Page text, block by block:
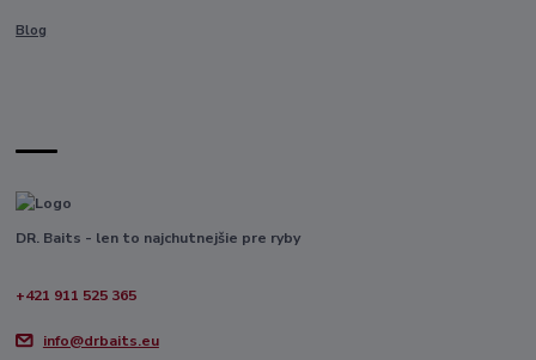
Blog
DR. Baits - len to najchutnejšie pre ryby
+421 911 525 365
info@drbaits.eu